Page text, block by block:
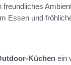
Essen und
Küchen ein